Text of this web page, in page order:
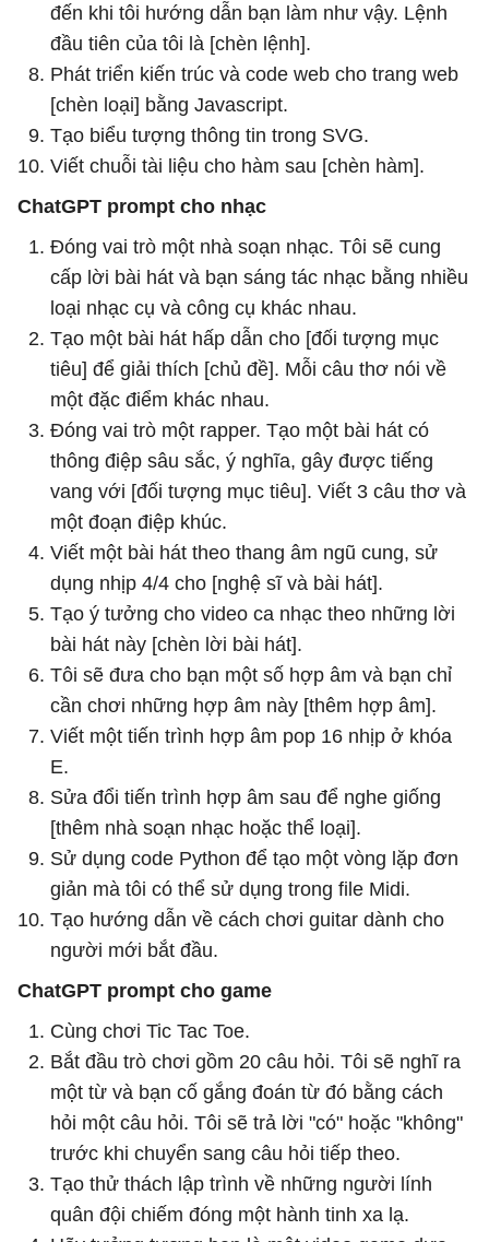
đến khi tôi hướng dẫn bạn làm như vậy. Lệnh
đầu tiên của tôi là [chèn lệnh].
Phát triển kiến ​​trúc và code web cho trang web
[chèn loại] bằng Javascript.
Tạo biểu tượng thông tin trong SVG.
Viết chuỗi tài liệu cho hàm sau [chèn hàm].
ChatGPT prompt cho nhạc
Đóng vai trò một nhà soạn nhạc. Tôi sẽ cung
cấp lời bài hát và bạn sáng tác nhạc bằng nhiều
loại nhạc cụ và công cụ khác nhau.
Tạo một bài hát hấp dẫn cho [đối tượng mục
tiêu] để giải thích [chủ đề]. Mỗi câu thơ nói về
một đặc điểm khác nhau.
Đóng vai trò một rapper. Tạo một bài hát có
thông điệp sâu sắc, ý nghĩa, gây được tiếng
vang với [đối tượng mục tiêu]. Viết 3 câu thơ và
một đoạn điệp khúc.
Viết một bài hát theo thang âm ngũ cung, sử
dụng nhịp 4/4 cho [nghệ sĩ và bài hát].
Tạo ý tưởng cho video ca nhạc theo những lời
bài hát này [chèn lời bài hát].
Tôi sẽ đưa cho bạn một số hợp âm và bạn chỉ
cần chơi những hợp âm này [thêm hợp âm].
Viết một tiến trình hợp âm pop 16 nhịp ở khóa
E.
Sửa đổi tiến trình hợp âm sau để nghe giống
[thêm nhà soạn nhạc hoặc thể loại].
Sử dụng code Python để tạo một vòng lặp đơn
giản mà tôi có thể sử dụng trong file Midi.
Tạo hướng dẫn về cách chơi guitar dành cho
người mới bắt đầu.
ChatGPT prompt cho game
Cùng chơi Tic Tac Toe.
Bắt đầu trò chơi gồm 20 câu hỏi. Tôi sẽ nghĩ ra
một từ và bạn cố gắng đoán từ đó bằng cách
hỏi một câu hỏi. Tôi sẽ trả lời "có" hoặc "không"
trước khi chuyển sang câu hỏi tiếp theo.
Tạo thử thách lập trình về những người lính
quân đội chiếm đóng một hành tinh xa lạ.